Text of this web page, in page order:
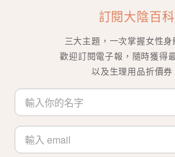
訂閱大陰百科
三大主題，一次掌握女性身
歡迎訂閱電子報，隨時獲得
以及生理用品折價券